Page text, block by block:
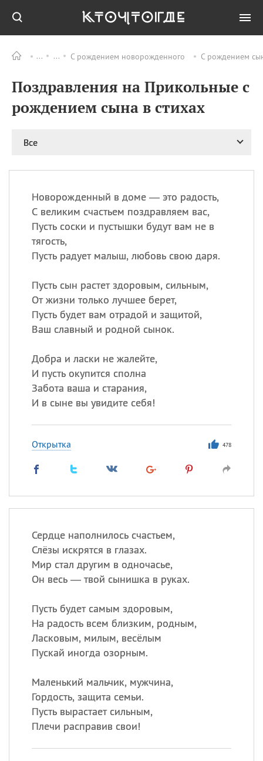
С рождением новорожденного С рождением
Поздравления на Прикольные с
рождением сына в стихах
Все
Новорожденный в доме — это радость,
С великим счастьем поздравляем вас,
Пусть соски и пустышки будут вам не в
тягость,
Пусть радует малыш, любовь свою даря.
Пусть сын растет здоровым, сильным,
От жизни только лучшее берет,
Пусть будет вам отрадой и защитой,
Ваш славный и родной сынок.
Добра и ласки не жалейте,
И пусть окупится сполна
Забота ваша и старания,
И в сыне вы увидите себя!
Открытка 478
Сердце наполнилось счастьем,
Слёзы искрятся в глазах.
Мир стал другим в одночасье,
Он весь — твой сынишка в руках.
Пусть будет самым здоровым,
На радость всем близким, родным,
Ласковым, милым, весёлым
Пускай иногда озорным.
Маленький мальчик, мужчина,
Гордость, защита семьи.
Пусть вырастает сильным,
Плечи расправив свои!
ПРАЗДНИКИ Все
08.08 День «Счастье
случается» (Happiness
Happens Day)
великомученика
покровителя всех
врачей и целителя
больных
ИМЕНА
Сегодня празднуют именины
Анна
Посмотреть значение
происхождение